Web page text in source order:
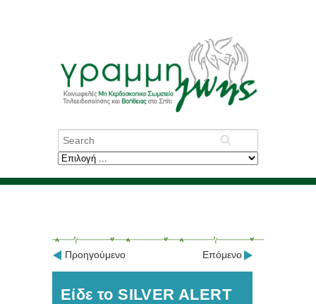
Προηγούμενο Επόμενο
Είδε το SILVER ALERT